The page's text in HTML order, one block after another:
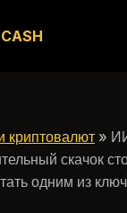
криптовалют »
скачок
одним из